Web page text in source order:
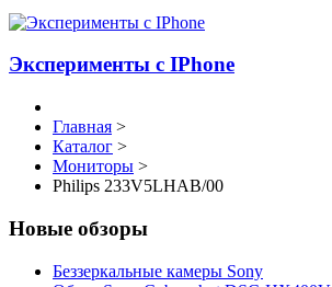
Эксперименты с IPhone
Главная >
Каталог >
Мониторы >
Philips 233V5LHAB/00
Новые обзоры
Беззеркальные камеры Sony